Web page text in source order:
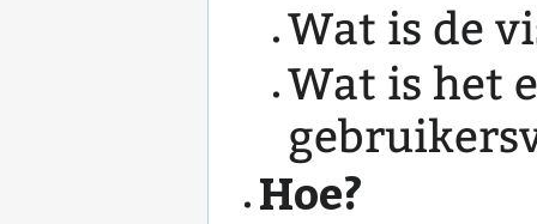
Wat is de
Wat is het
Hoe?